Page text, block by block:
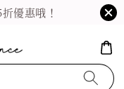
優惠哦！